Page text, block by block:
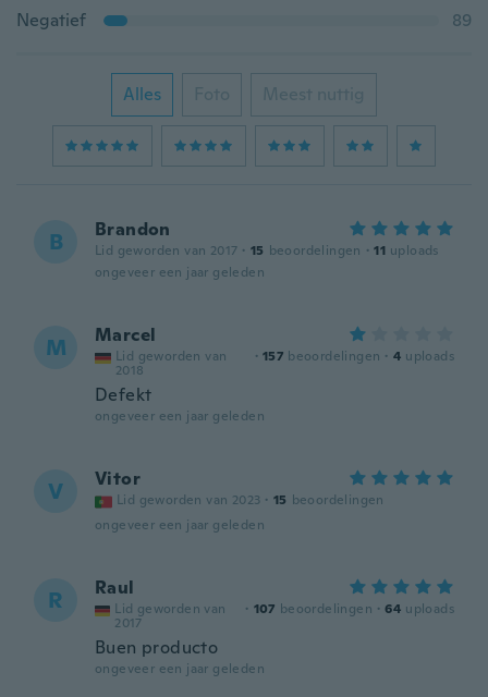
Negatief
89
Alles Foto Meest nuttig
B Brandon
Lid geworden van 2017 · 15 beoordelingen · 11 uploads
ongeveer een jaar geleden
M Marcel
Lid geworden van
2018
· 157 beoordelingen · 4 uploads
Defekt
ongeveer een jaar geleden
V Vitor
Lid geworden van 2023 · 15 beoordelingen
ongeveer een jaar geleden
R Raul
Lid geworden van
2017
· 107 beoordelingen · 64 uploads
Buen producto
ongeveer een jaar geleden